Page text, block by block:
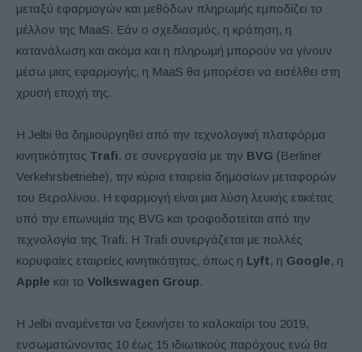
μεταξύ εφαρμογών και μεθόδων πληρωμής εμποδίζει το
μέλλον της MaaS. Εάν ο σχεδιασμός, η κράτηση, η
κατανάλωση και ακόμα και η πληρωμή μπορούν να γίνουν
μέσω μιας εφαρμογής, η MaaS θα μπορέσει να εισέλθει στη
χρυσή εποχή της.
Η Jelbi θα δημιουργηθεί από την τεχνολογική πλατφόρμα
κινητικότητας Trafi, σε συνεργασία με την BVG (Berliner
Verkehrsbetriebe), την κύρια εταιρεία δημοσίων μεταφορών
του Βερολίνου. Η εφαρμογή είναι μια λύση λευκής ετικέτας
υπό την επωνυμία της BVG και τροφοδοτείται από την
τεχνολογία της Trafi. Η Trafi συνεργάζεται με πολλές
κορυφαίες εταιρείες κινητικότητας, όπως η Lyft, η Google, η
Apple και το Volkswagen Group.
Η Jelbi αναμένεται να ξεκινήσει το καλοκαίρι του 2019,
ενσωματώνοντας 10 έως 15 ιδιωτικούς παρόχους ενώ θα